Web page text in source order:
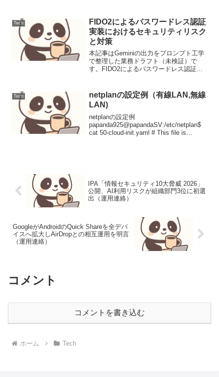
けでは不十分な認証セキュリティを強化
するために不可欠な...
Tech
FIDO2によるパスワードレス認証
実装におけるセキュリティリスク
と対策
本記事はGeminiの出力をプロンプト工学
で整理した業務ドラフト（未検証）で
す。FIDO2によるパスワードレス認証実
スワードレス認証標準であり、従来のパ
スワード認証が...
Tech
netplanの設定例（有線LAN,無線
LAN)
netplanの設定例
papanda925@papandaSV:/etc/netplan$
cat 50-cloud-init.yaml # This file is
IPA「情報セキュリティ10大脅威 2026」
公開、AI利用リスクが組織部門3位に初選
出（運用連絡）
GoogleがAndroidのQuick Shareを全デバ
イスへ拡大しAirDropとの相互運用を明言
（運用連絡）
コメント
コメントを書き込む
ホーム Tech